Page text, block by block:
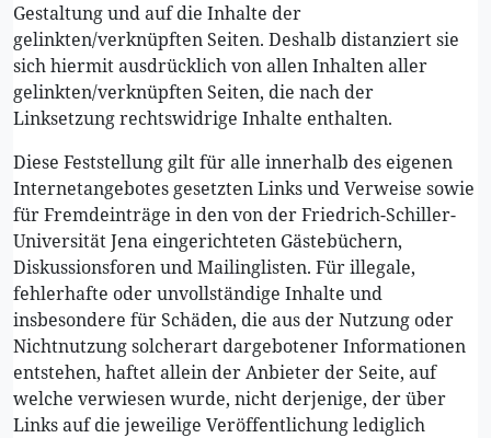
Gestaltung und auf die Inhalte der
gelinkten/verknüpften Seiten. Deshalb distanziert sie
sich hiermit ausdrücklich von allen Inhalten aller
gelinkten/verknüpften Seiten, die nach der
Linksetzung rechtswidrige Inhalte enthalten.
Diese Feststellung gilt für alle innerhalb des eigenen
Internetangebotes gesetzten Links und Verweise sowie
für Fremdeinträge in den von der Friedrich-Schiller-
Universität Jena eingerichteten Gästebüchern,
Diskussionsforen und Mailinglisten. Für illegale,
fehlerhafte oder unvollständige Inhalte und
insbesondere für Schäden, die aus der Nutzung oder
Nichtnutzung solcherart dargebotener Informationen
entstehen, haftet allein der Anbieter der Seite, auf
welche verwiesen wurde, nicht derjenige, der über
Links auf die jeweilige Veröffentlichung lediglich